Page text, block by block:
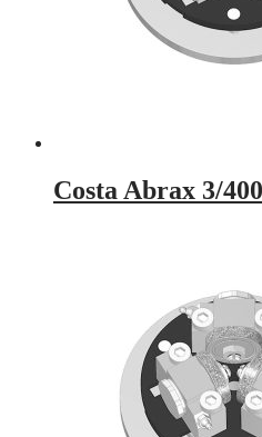
Costa Abrax 3/